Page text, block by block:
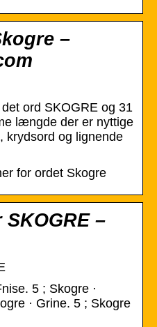
–
ord SKOGRE og 31
længde der er nyttige
krydsord og lignende
for ordet Skogre
–
5 ; Skogre ·
· Grine. 5 ; Skogre